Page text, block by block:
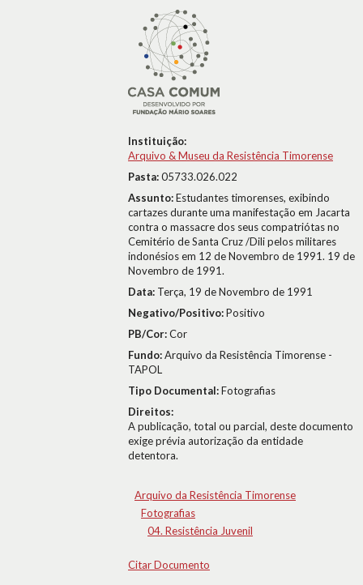
Instituição:
Arquivo & Museu da Resistência Timorense
Pasta:05733.026.022
Assunto:Estudantes timorenses, exibindo
cartazes durante uma manifestação em Jacarta
contra o massacre dos seus compatriótas no
Cemitério de Santa Cruz /Dili pelos militares
indonésios em 12 de Novembro de 1991. 19 de
Novembro de 1991.
Data: Terça, 19 de Novembro de 1991
Negativo/Positivo:Positivo
PB/Cor:Cor
Fundo:Arquivo da Resistência Timorense -
TAPOL
Tipo Documental:Fotografias
Direitos:
A publicação, total ou parcial, deste documento
exige prévia autorização da entidade
detentora.
Arquivo da Resistência Timorense
Fotografias
04. Resistência Juvenil
Citar Documento